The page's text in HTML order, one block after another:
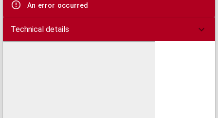
An error occurred
Technical details